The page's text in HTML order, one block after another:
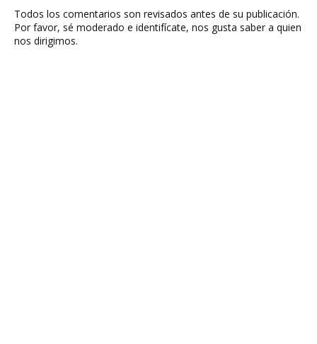
Todos los comentarios son revisados antes de su publicación.
Por favor, sé moderado e identifícate, nos gusta saber a quien
nos dirigimos.